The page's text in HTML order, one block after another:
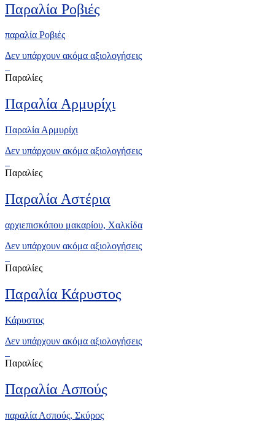
Παραλία Ροβιές
παραλία Ροβιές
Δεν υπάρχουν ακόμα αξιολογήσεις
Παραλίες
Παραλία Αρμυρίχι
Παραλία Αρμυρίχι
Δεν υπάρχουν ακόμα αξιολογήσεις
Παραλίες
Παραλία Αστέρια
αρχιεπισκόπου μακαρίου, Xαλκίδα
Δεν υπάρχουν ακόμα αξιολογήσεις
Παραλίες
Παραλία Κάρυστος
Κάρυστος
Δεν υπάρχουν ακόμα αξιολογήσεις
Παραλίες
Παραλία Ασπούς
παραλία Ασπούς, Σκύρος